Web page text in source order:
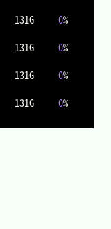
131G 0%
131G 0%
131G 0%
131G 0%